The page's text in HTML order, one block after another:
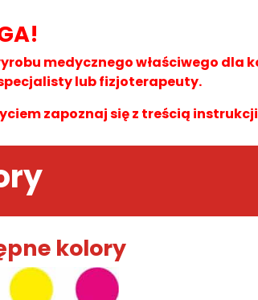
medycznego właściwego
lub fizjoterapeuty.
zapoznaj się z treścią
kolory